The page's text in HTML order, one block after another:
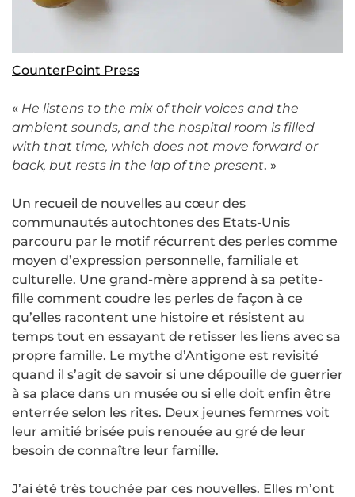
CounterPoint Press
« He listens to the mix of their voices and the
ambient sounds, and the hospital room is filled
with that time, which does not move forward or
back, but rests in the lap of the present. »
Un recueil de nouvelles au cœur des
communautés autochtones des Etats-Unis
parcouru par le motif récurrent des perles comme
moyen d’expression personnelle, familiale et
culturelle. Une grand-mère apprend à sa petite-
fille comment coudre les perles de façon à ce
qu’elles racontent une histoire et résistent au
temps tout en essayant de retisser les liens avec sa
propre famille. Le mythe d’Antigone est revisité
quand il s’agit de savoir si une dépouille de guerrier
à sa place dans un musée ou si elle doit enfin être
enterrée selon les rites. Deux jeunes femmes voit
leur amitié brisée puis renouée au gré de leur
besoin de connaître leur famille.
J’ai été très touchée par ces nouvelles. Elles m’ont